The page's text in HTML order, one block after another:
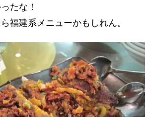
たな！
福建系メニューかもしれん。